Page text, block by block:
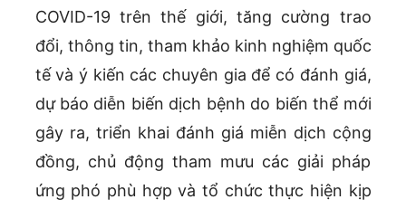
COVID-19 trên thế giới, tăng cường trao
đổi, thông tin, tham khảo kinh nghiệm quốc
tế và ý kiến các chuyên gia để có đánh giá,
dự báo diễn biến dịch bệnh do biến thể mới
gây ra, triển khai đánh giá miễn dịch cộng
đồng, chủ động tham mưu các giải pháp
ứng phó phù hợp và tổ chức thực hiện kịp